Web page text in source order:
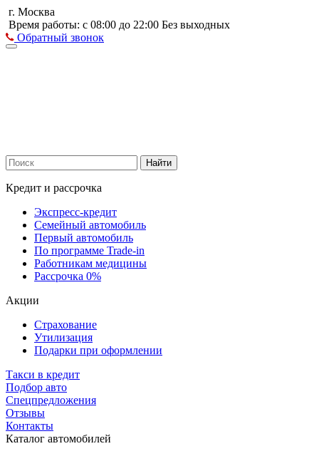
г. Москва
Время работы: с 08:00 до 22:00 Без выходных
Обратный звонок
Найти
Кредит и рассрочка
Экспресс-кредит
Семейный автомобиль
Первый автомобиль
По программе Trade-in
Работникам медицины
Рассрочка 0%
Акции
Страхование
Утилизация
Подарки при оформлении
Такси в кредит
Подбор авто
Спецпредложения
Отзывы
Контакты
Каталог автомобилей